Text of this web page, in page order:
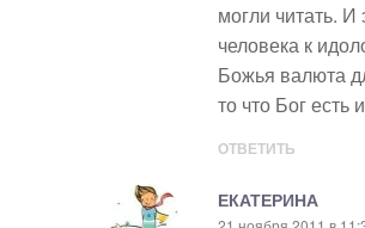
могли читать.
человека к
Божья валюта
то что Бог есть
ОТВЕТИТЬ
ЕКАТЕРИНА